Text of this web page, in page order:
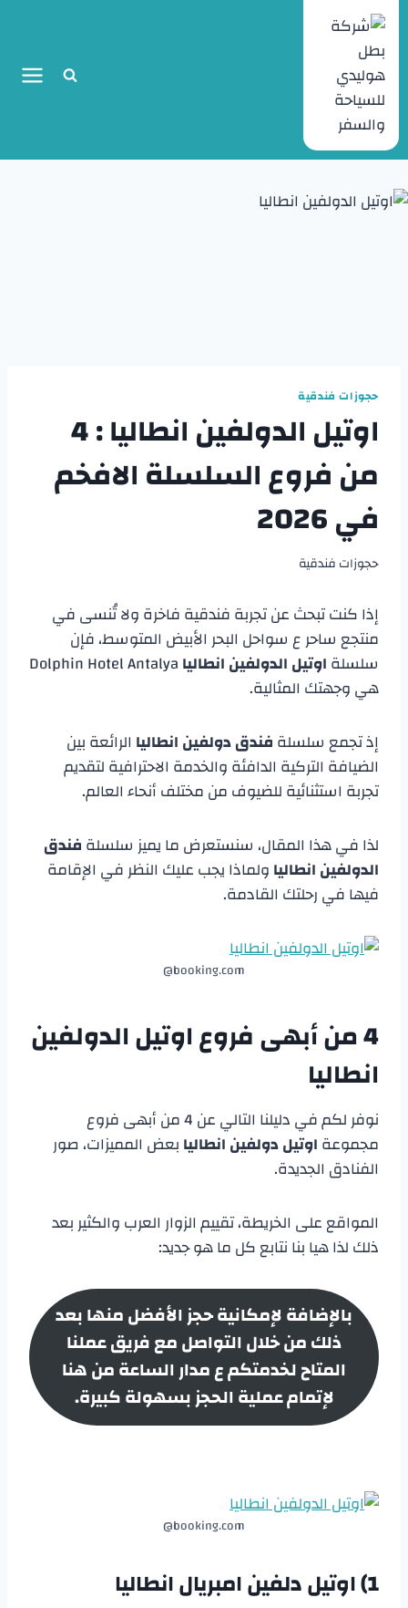
حجوزات فندقية
اوتيل الدولفين انطاليا : 4
من فروع السلسلة الافخم
في 2026
حجوزات فندقية
إذا كنت تبحث عن تجربة فندقية فاخرة ولا تُنسى في
منتجع ساحر ع سواحل البحر الأبيض المتوسط، فإن
سلسلةاوتيل الدولفين انطالياDolphin Hotel Antalya
هي وجهتك المثالية.
إذ تجمع سلسلةفندق دولفين انطاليا الرائعة بين
الضيافة التركية الدافئة والخدمة الاحترافية لتقديم
تجربة استثنائية للضيوف من مختلف أنحاء العالم.
لذا في هذا المقال، سنستعرض ما يميز سلسلةفندق
الدولفين انطالياولماذا يجب عليك النظر في الإقامة
فيها في رحلتك القادمة.
booking.com@
4 من أبهى فروع
اوتيل الدولفين
انطاليا
نوفر لكم في دليلنا التالي عن 4 من أبهى فروع
مجموعةاوتيل دولفين انطاليابعض المميزات، صور
الفنادق الجديدة.
المواقع على الخريطة، تقييم الزوار العرب والكثير بعد
ذلك لذا هيا بنا نتابع كل ما هو جديد:
بالإضافة لإمكانية حجز الأفضل منها بعد
ذلك من خلال التواصل مع فريق عملنا
المتاح لخدمتكم ع مدار الساعة من هنا
لإتمام عملية الحجز بسهولة كبيرة.
booking.com@
1) اوتيل دلفين امبريال انطاليا